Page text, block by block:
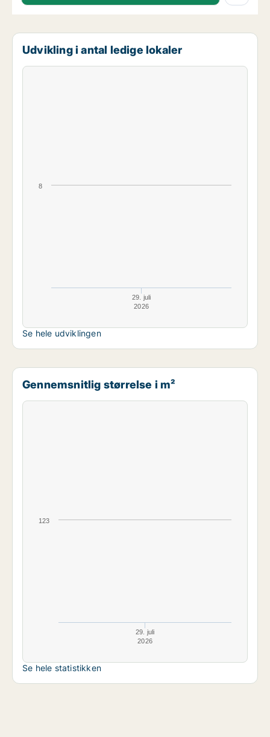
Udvikling i antal ledige lokaler
29. juli
2026
8
Se hele udviklingen
Gennemsnitlig størrelse i m²
29. juli
2026
123
Se hele statistikken